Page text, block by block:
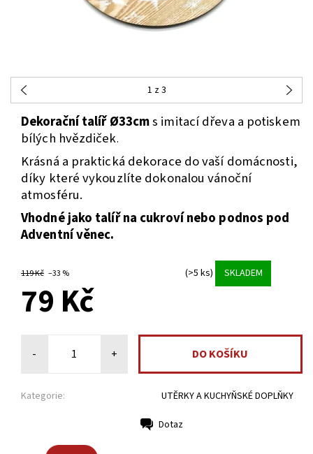
1 z 3
Dekorační talíř Ø33cms imitací dřeva a potiskem
bílých hvězdiček.
Krásná a praktická dekorace do vaší domácnosti,
díky které vykouzlíte dokonalou vánoční
atmosféru.
Vhodné jako talíř na cukroví nebo podnos pod
Adventní věnec.
119 Kč –33 % (>5 ks) SKLADEM
79 Kč
- +
Kategorie: UTĚRKY A KUCHYŇSKÉ DOPLŇKY
Dotaz